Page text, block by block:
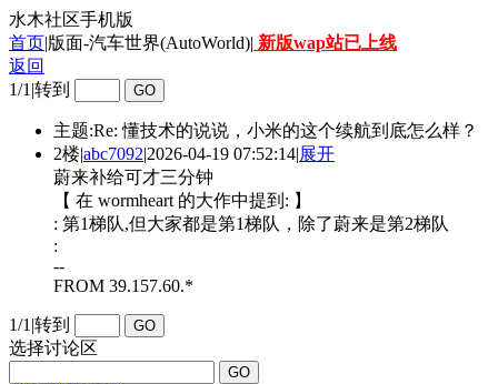
水木社区手机版
首页|版面-汽车世界(AutoWorld)| 新版wap站已上线
返回
1/1 |转到
主题:Re: 懂技术的说说，小米的这个续航到底怎么样？
2楼|abc7092|2026-04-19 07:52:14|展开
蔚来补给可才三分钟
【 在 wormheart 的大作中提到: 】
: 第1梯队,但大家都是第1梯队，除了蔚来是第2梯队
:
--
FROM 39.157.60.*
1/1 |转到
选择讨论区